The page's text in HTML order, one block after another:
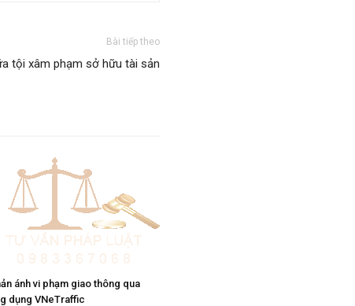
Bài tiếp theo
tội xâm phạm sở hữu tài sản
ánh vi phạm giao thông qua
dụng VNeTraffic